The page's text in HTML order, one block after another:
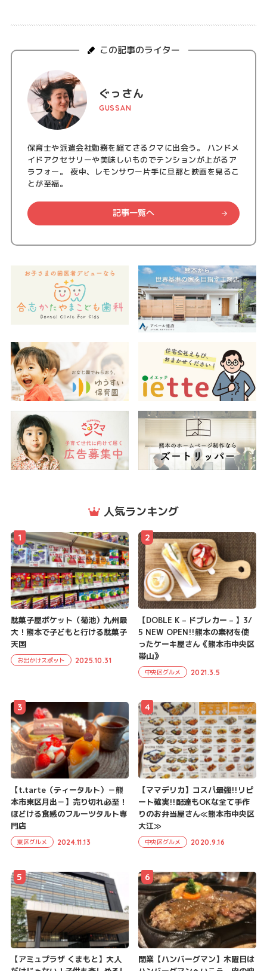
この記事のライター
ぐっさん
GUSSAN
保育士や派遣会社勤務を経てさるクマに出会う。 ハンドメ
イドアクセサリーや美味しいものでテンションが上がるア
ラフォー。 夜中、レモンサワー片手に旦那と映画を見るこ
とが至福。
記事一覧へ
人気ランキング
駄菓子屋ポケット（菊池）九州最
大！熊本で子どもと行ける駄菓子
天国
お出かけスポット 2025.10.31
1
【DOBLE K – ドブレカー – 】3/
5 NEW OPEN!!熊本の素材を使
ったケーキ屋さん《熊本市中央区
帯山》
中央区グルメ 2021.3.5
2
【t.tarte（ティータルト）－熊
本市東区月出－】売り切れ必至！
ほどける食感のフルーツタルト専
門店
東区グルメ 2024.11.13
3
【ママデリカ】コスパ最強!!リピ
ート確実!!配達もOKな全て手作
りのお弁当屋さん≪熊本市中央区
大江≫
中央区グルメ 2020.9.16
4
【アミュプラザ くまもと】大人
5
閉業【ハンバーグマン】木曜日は
6